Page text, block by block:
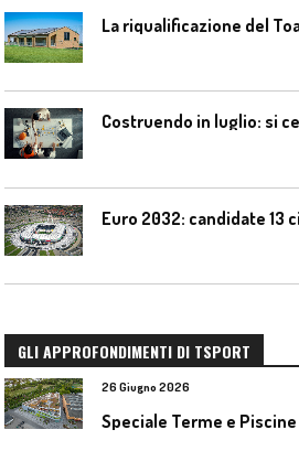
La riqualificazione del
Costruendo in luglio: si
Euro 2032: candidate 13
GLI APPROFONDIMENTI DI TSPORT
26 Giugno 2026